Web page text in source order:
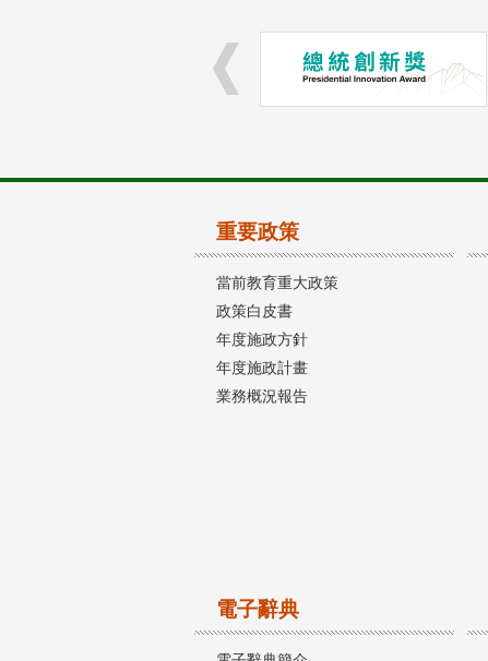
重要政策
當前教育重大政策
政策白皮書
年度施政方針
年度施政計畫
業務概況報告
電子辭典